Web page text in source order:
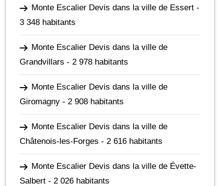
Monte Escalier Devis dans la ville de Essert -
3 348 habitants
Monte Escalier Devis dans la ville de
Grandvillars - 2 978 habitants
Monte Escalier Devis dans la ville de
Giromagny - 2 908 habitants
Monte Escalier Devis dans la ville de
Châtenois-les-Forges - 2 616 habitants
Monte Escalier Devis dans la ville de Évette-
Salbert - 2 026 habitants